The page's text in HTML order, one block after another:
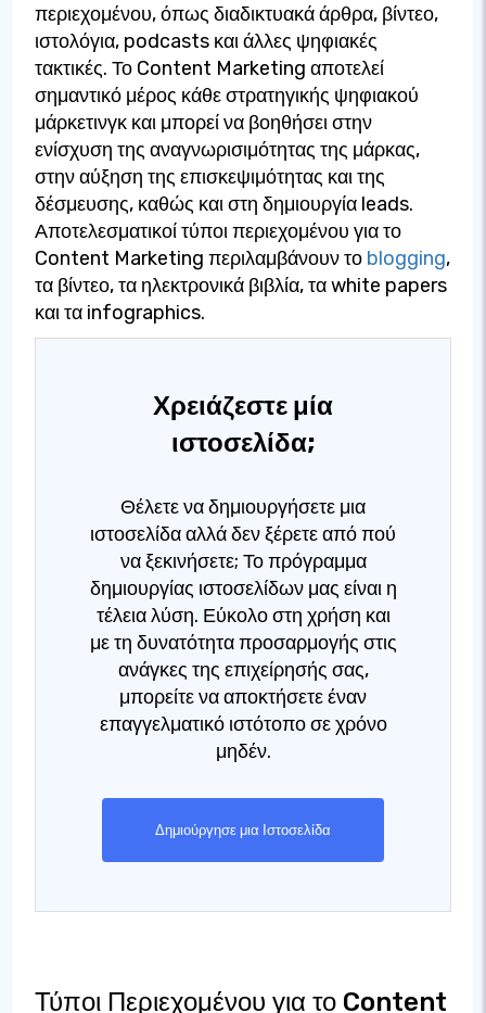
περιεχομένου, όπως διαδικτυακά άρθρα, βίντεο,
ιστολόγια, podcasts και άλλες ψηφιακές
τακτικές. Το Content Marketing αποτελεί
σημαντικό μέρος κάθε στρατηγικής ψηφιακού
μάρκετινγκ και μπορεί να βοηθήσει στην
ενίσχυση της αναγνωρισιμότητας της μάρκας,
στην αύξηση της επισκεψιμότητας και της
δέσμευσης, καθώς και στη δημιουργία leads.
Αποτελεσματικοί τύποι περιεχομένου για το
Content Marketing περιλαμβάνουν το blogging,
τα βίντεο, τα ηλεκτρονικά βιβλία, τα white papers
και τα infographics.
Χρειάζεστε μία
ιστοσελίδα;
Θέλετε να δημιουργήσετε μια
ιστοσελίδα αλλά δεν ξέρετε από πού
να ξεκινήσετε; Το πρόγραμμα
δημιουργίας ιστοσελίδων μας είναι η
τέλεια λύση. Εύκολο στη χρήση και
με τη δυνατότητα προσαρμογής στις
ανάγκες της επιχείρησής σας,
μπορείτε να αποκτήσετε έναν
επαγγελματικό ιστότοπο σε χρόνο
μηδέν.
Δημιούργησε μια Ιστοσελίδα
Τύποι Περιεχομένου για το Content